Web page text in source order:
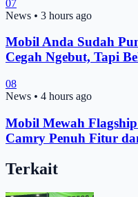
07
News • 3 hours ago
Mobil Anda Sudah
Cegah Ngebut, Tapi
08
News • 4 hours ago
Mobil Mewah
Camry Penuh Fitur
Terkait